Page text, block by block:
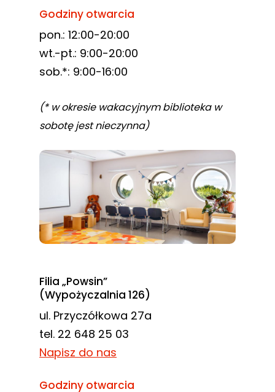
Godziny otwarcia
pon.: 12:00-20:00
wt.-pt.: 9:00-20:00
sob.*: 9:00-16:00
(* w okresie wakacyjnym biblioteka w
sobotę jest nieczynna)
Filia „Powsin”
(Wypożyczalnia 126)
ul. Przyczółkowa 27a
tel. 22 648 25 03
Napisz do nas
Godziny otwarcia